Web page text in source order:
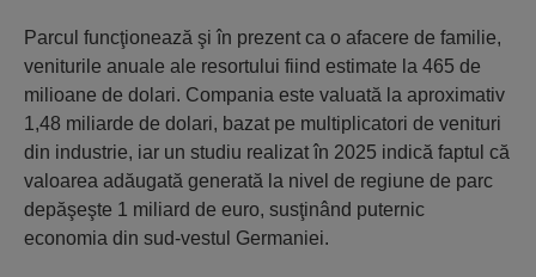
Parcul funcţionează şi în prezent ca o afacere de familie,
veniturile anuale ale resortului fiind estimate la 465 de
milioane de dolari. Compania este valuată la aproximativ
1,48 miliarde de dolari, bazat pe multiplicatori de venituri
din industrie, iar un studiu realizat în 2025 indică faptul că
valoarea adăugată generată la nivel de regiune de parc
depăşeşte 1 miliard de euro, susţinând puternic
economia din sud-vestul Germaniei.